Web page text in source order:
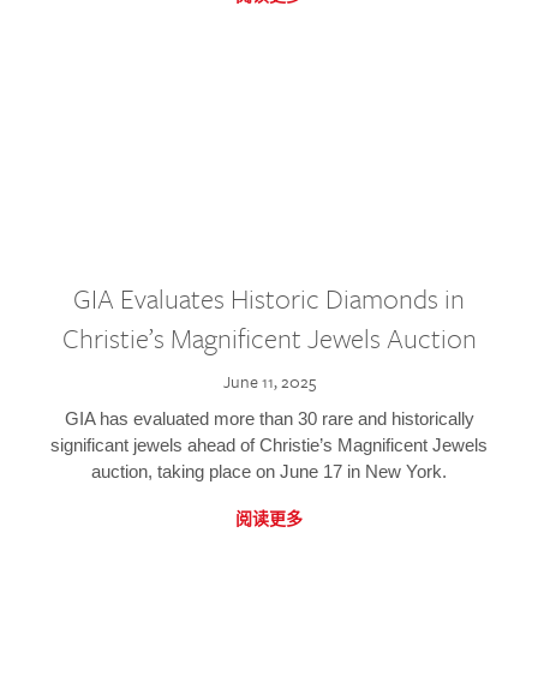
GIA Evaluates Historic Diamonds in
Christie’s Magnificent Jewels Auction
June 11, 2025
GIA has evaluated more than 30 rare and historically
significant jewels ahead of Christie’s Magnificent Jewels
auction, taking place on June 17 in New York.
阅读更多